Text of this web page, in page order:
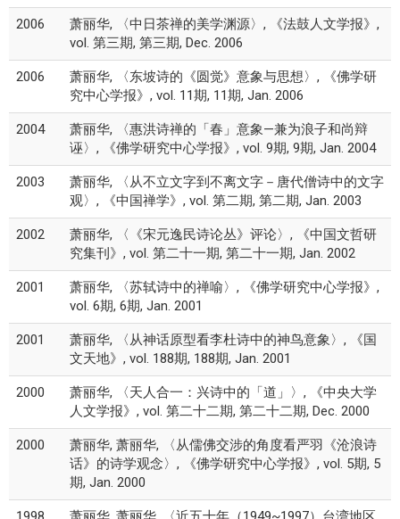
2006
萧丽华, 〈中日茶禅的美学渊源〉, 《法鼓人文学报》,
vol. 第三期, 第三期, Dec. 2006
2006
萧丽华, 〈东坡诗的《圆觉》意象与思想〉, 《佛学研
究中心学报》, vol. 11期, 11期, Jan. 2006
2004
萧丽华, 〈惠洪诗禅的「春」意象—兼为浪子和尚辩
诬〉, 《佛学研究中心学报》, vol. 9期, 9期, Jan. 2004
2003
萧丽华, 〈从不立文字到不离文字－唐代僧诗中的文字
观〉, 《中国禅学》, vol. 第二期, 第二期, Jan. 2003
2002
萧丽华, 〈《宋元逸民诗论丛》评论〉, 《中国文哲研
究集刊》, vol. 第二十一期, 第二十一期, Jan. 2002
2001
萧丽华, 〈苏轼诗中的禅喻〉, 《佛学研究中心学报》,
vol. 6期, 6期, Jan. 2001
2001
萧丽华, 〈从神话原型看李杜诗中的神鸟意象〉, 《国
文天地》, vol. 188期, 188期, Jan. 2001
2000
萧丽华, 〈天人合一：兴诗中的「道」〉, 《中央大学
人文学报》, vol. 第二十二期, 第二十二期, Dec. 2000
2000
萧丽华, 萧丽华, 〈从儒佛交涉的角度看严羽《沧浪诗
话》的诗学观念〉, 《佛学研究中心学报》, vol. 5期, 5
期, Jan. 2000